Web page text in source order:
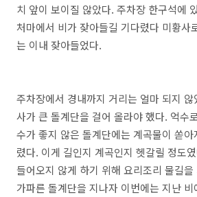
치 앞이 보이질 않았다. 주차장 한구석에
처마에서 비가 잦아들길 기다렸다 미황사
는 이내 잦아들었다.
주차장에서 경내까지 거리는 얼마 되지
사가 큰 돌계단을 걸어 올라야 했다. 억수
수가 좋지 않은 돌계단에는 계곡물이 쏟
렸다. 이게 길인지 계곡인지 헷갈릴 정도
들어오지 않게 하기 위해 요리조리 물길
가파른 돌계단을 지나자 이번에는 지난